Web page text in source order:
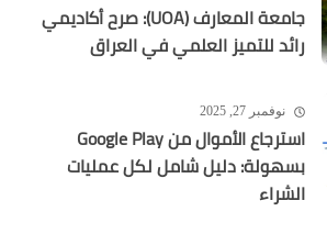
جامعة المعارف (UOA): صرح أكاديمي
رائد للتميز العلمي في العراق
نوفمبر 27, 2025
استرجاع الأموال من Google Play
بسهولة: دليل شامل لكل عمليات
الشراء